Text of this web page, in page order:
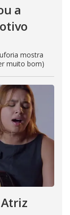
a
mostra
muito bom)